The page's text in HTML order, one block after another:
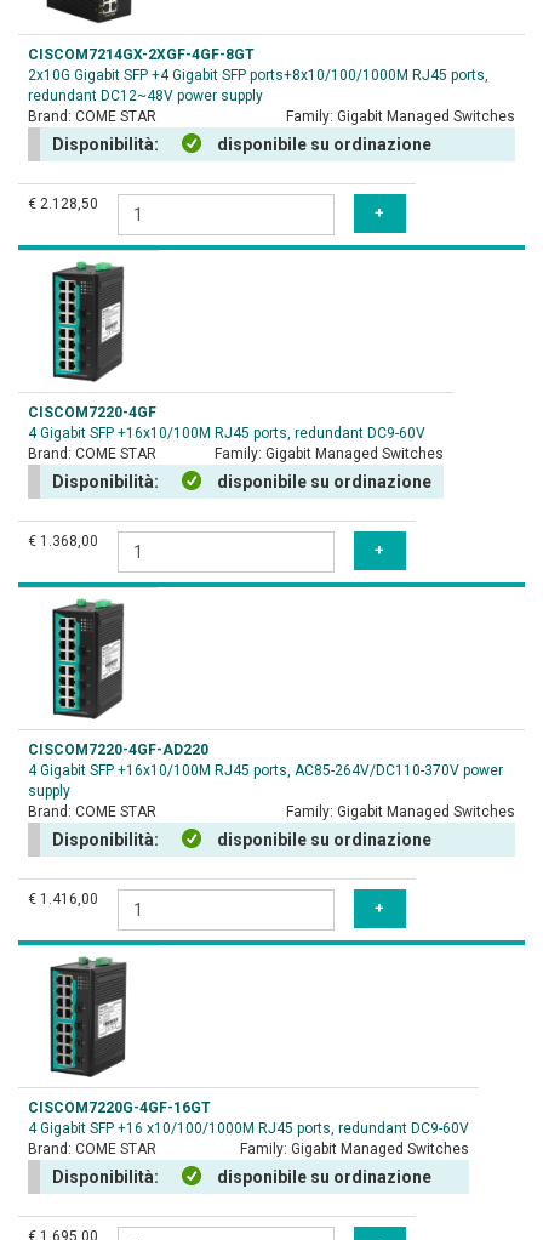
CISCOM7214GX-2XGF-4GF-8GT
2x10G Gigabit SFP +4 Gigabit SFP ports+8x10/100/1000M RJ45 ports,
redundant DC12~48V power supply
Brand: COME STAR Family: Gigabit Managed Switches
Disponibilità: disponibile su ordinazione
€ 2.128,50
CISCOM7220-4GF
4 Gigabit SFP +16x10/100M RJ45 ports, redundant DC9-60V
Brand: COME STAR Family: Gigabit Managed Switches
Disponibilità: disponibile su ordinazione
€ 1.368,00
CISCOM7220-4GF-AD220
4 Gigabit SFP +16x10/100M RJ45 ports, AC85-264V/DC110-370V power
supply
Brand: COME STAR Family: Gigabit Managed Switches
Disponibilità: disponibile su ordinazione
€ 1.416,00
CISCOM7220G-4GF-16GT
4 Gigabit SFP +16 x10/100/1000M RJ45 ports, redundant DC9-60V
Brand: COME STAR Family: Gigabit Managed Switches
Disponibilità: disponibile su ordinazione
€ 1.695,00